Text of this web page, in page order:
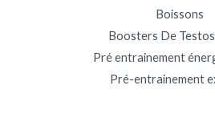
Boissons
Boosters De
Pré entrainement
Pré-entrainement